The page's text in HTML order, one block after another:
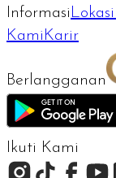
Informasi
Kami Karir
Berlangganan
Ikuti Kami